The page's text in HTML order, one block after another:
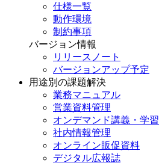
仕様一覧
動作環境
制約事項
バージョン情報
リリースノート
バージョンアップ予定
用途別の課題解決
業務マニュアル
営業資料管理
オンデマンド講義・学習
社内情報管理
オンライン販促資料
デジタル広報誌